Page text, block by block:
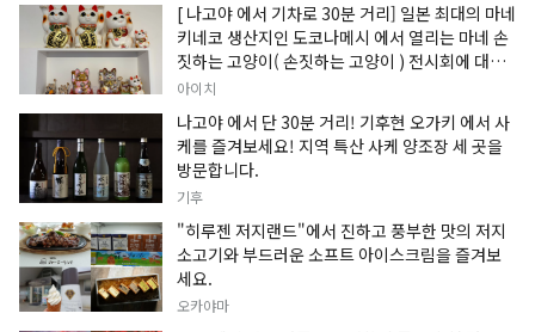
[ 나고야 에서 기차로 30분 거리] 일본 최대의 마네
키네코 생산지인 도코나메시 에서 열리는 마네 손
짓하는 고양이( 손짓하는 고양이 ) 전시회에 대한
정보입니다.
아이치
나고야 에서 단 30분 거리! 기후현 오가키 에서 사
케를 즐겨보세요! 지역 특산 사케 양조장 세 곳을
방문합니다.
기후
"히루젠 저지랜드"에서 진하고 풍부한 맛의 저지
소고기와 부드러운 소프트 아이스크림을 즐겨보
세요.
오카야마